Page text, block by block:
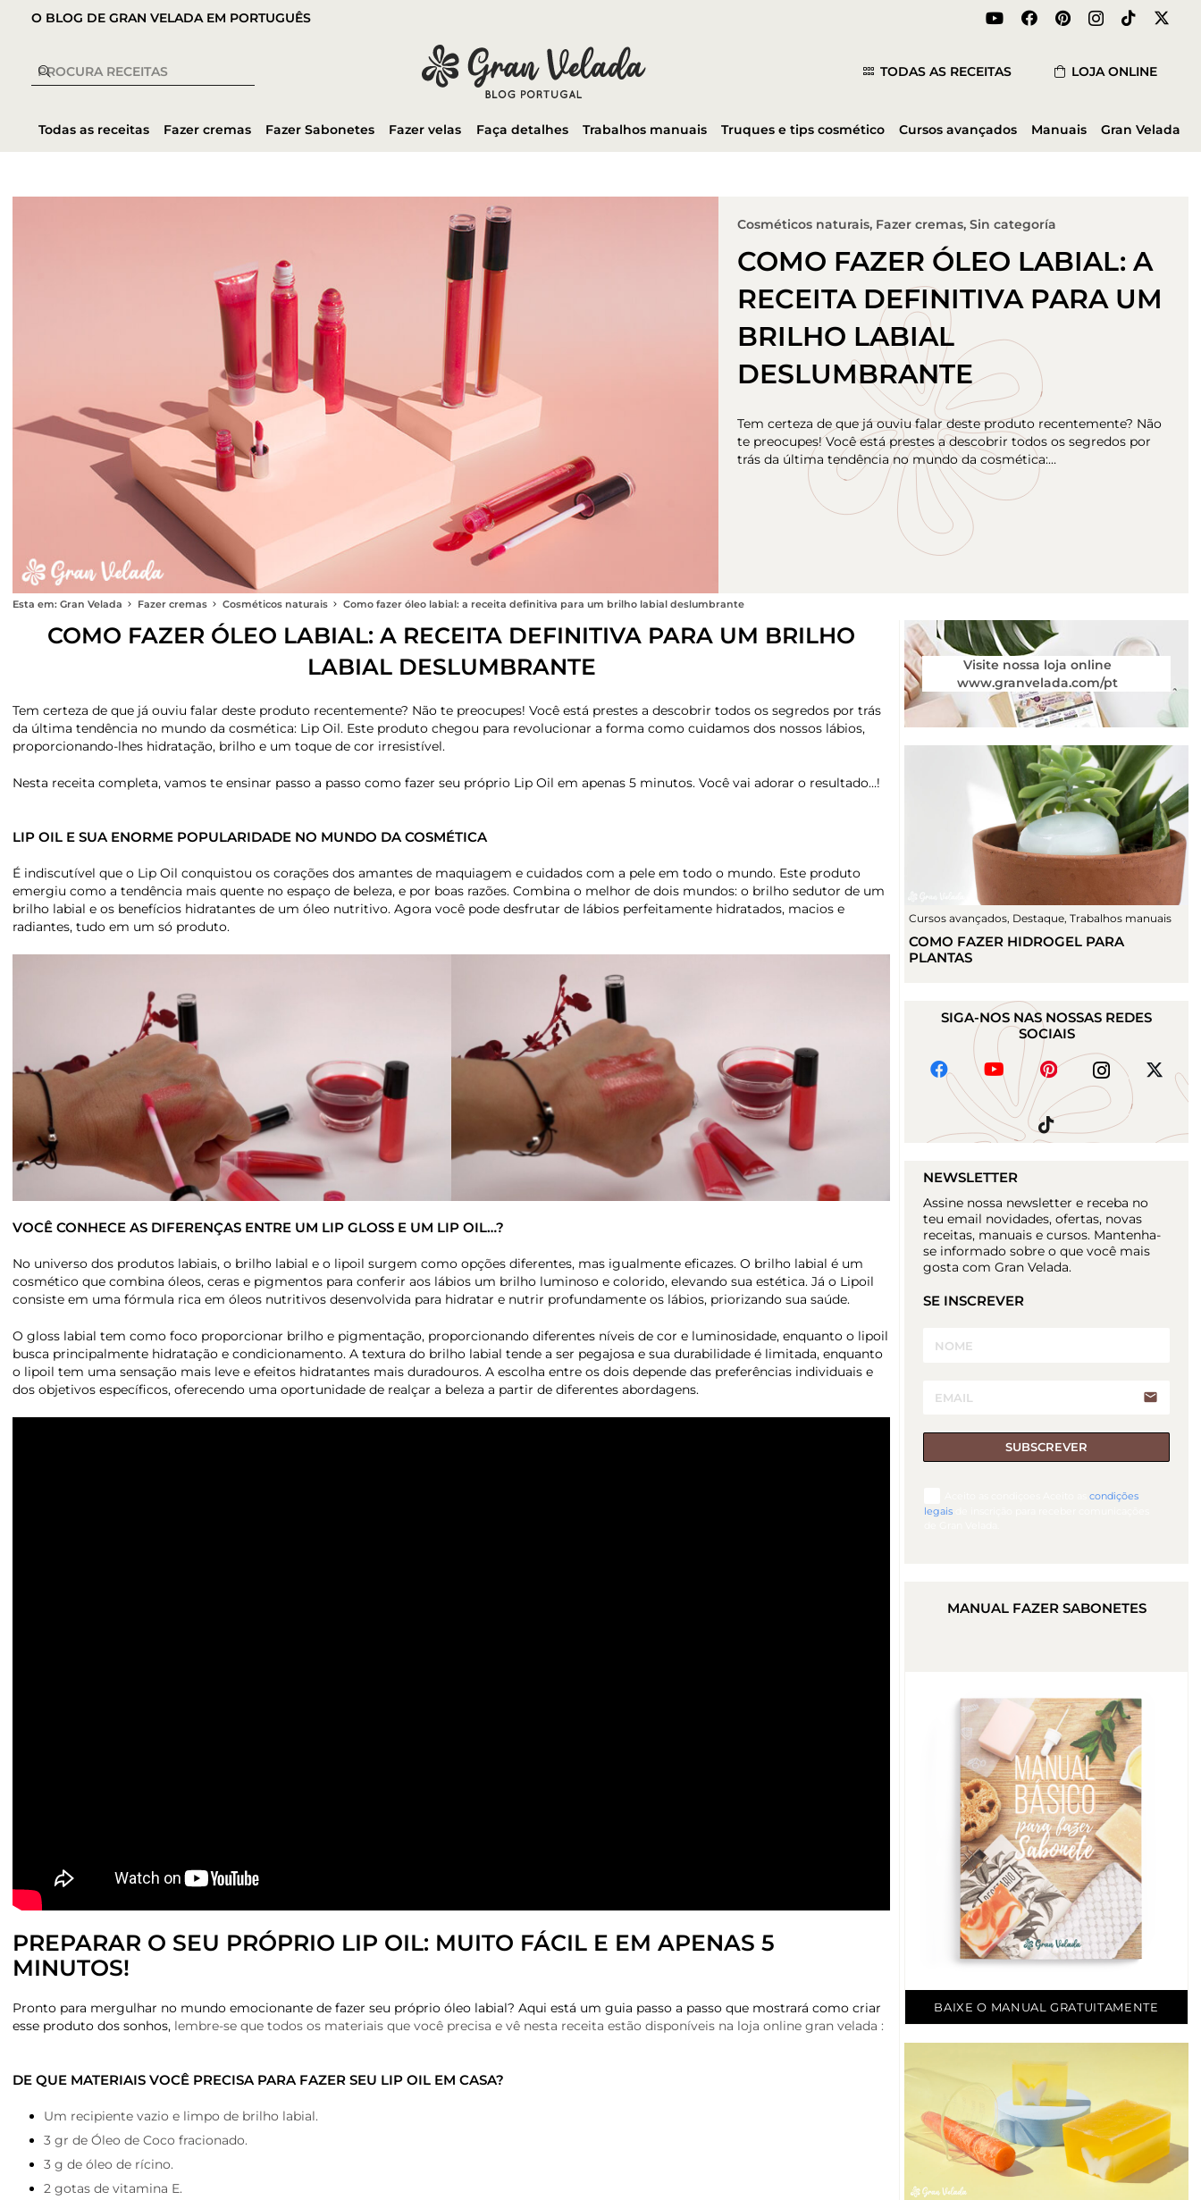
O BLOG DE GRAN VELADA EM PORTUGUÊS
TODAS AS RECEITAS LOJA ONLINE
Todas as receitas Fazer cremas Fazer Sabonetes Fazer velas Faça detalhes Trabalhos manuais Truques e tips cosmético Cursos avançados Manuais Gran Velada
Cosméticos naturais, Fazer cremas, Sin categoría
COMO FAZER ÓLEO LABIAL: A
RECEITA DEFINITIVA PARA UM
BRILHO LABIAL
DESLUMBRANTE
Tem certeza de que já ouviu falar deste produto recentemente? Não
te preocupes! Você está prestes a descobrir todos os segredos por
trás da última tendência no mundo da cosmética:…
Esta em: Gran Velada Fazer cremas Cosméticos naturais Como fazer óleo labial: a receita definitiva para um brilho labial deslumbrante
COMO FAZER ÓLEO LABIAL: A RECEITA DEFINITIVA PARA UM BRILHO
LABIAL DESLUMBRANTE
Tem certeza de que já ouviu falar deste produto recentemente? Não te preocupes! Você está prestes a descobrir todos os segredos por trás
da última tendência no mundo da cosmética: Lip Oil. Este produto chegou para revolucionar a forma como cuidamos dos nossos lábios,
proporcionando-lhes hidratação, brilho e um toque de cor irresistível.
Nesta receita completa, vamos te ensinar passo a passo como fazer seu próprio Lip Oil em apenas 5 minutos. Você vai adorar o resultado…!
LIP OIL E SUA ENORME POPULARIDADE NO MUNDO DA COSMÉTICA
É indiscutível que o Lip Oil conquistou os corações dos amantes de maquiagem e cuidados com a pele em todo o mundo. Este produto
emergiu como a tendência mais quente no espaço de beleza, e por boas razões. Combina o melhor de dois mundos: o brilho sedutor de um
brilho labial e os benefícios hidratantes de um óleo nutritivo. Agora você pode desfrutar de lábios perfeitamente hidratados, macios e
radiantes, tudo em um só produto.
VOCÊ CONHECE AS DIFERENÇAS ENTRE UM LIP GLOSS E UM LIP OIL…?
No universo dos produtos labiais, o brilho labial e o lipoil surgem como opções diferentes, mas igualmente eficazes. O brilho labial é um
cosmético que combina óleos, ceras e pigmentos para conferir aos lábios um brilho luminoso e colorido, elevando sua estética. Já o Lipoil
consiste em uma fórmula rica em óleos nutritivos desenvolvida para hidratar e nutrir profundamente os lábios, priorizando sua saúde.
O gloss labial tem como foco proporcionar brilho e pigmentação, proporcionando diferentes níveis de cor e luminosidade, enquanto o lipoil
busca principalmente hidratação e condicionamento. A textura do brilho labial tende a ser pegajosa e sua durabilidade é limitada, enquanto
o lipoil tem uma sensação mais leve e efeitos hidratantes mais duradouros. A escolha entre os dois depende das preferências individuais e
dos objetivos específicos, oferecendo uma oportunidade de realçar a beleza a partir de diferentes abordagens.
PREPARAR O SEU PRÓPRIO LIP OIL: MUITO FÁCIL E EM APENAS 5
MINUTOS!
Pronto para mergulhar no mundo emocionante de fazer seu próprio óleo labial? Aqui está um guia passo a passo que mostrará como criar
esse produto dos sonhos, lembre-se que todos os materiais que você precisa e vê nesta receita estão disponíveis na loja online gran velada :
DE QUE MATERIAIS VOCÊ PRECISA PARA FAZER SEU LIP OIL EM CASA?
Um recipiente vazio e limpo de brilho labial.
3 gr de Óleo de Coco fracionado.
3 g de óleo de rícino.
2 gotas de vitamina E.
Visite nossa loja online
www.granvelada.com/pt
Cursos avançados, Destaque, Trabalhos manuais
COMO FAZER HIDROGEL PARA
PLANTAS
SIGA-NOS NAS NOSSAS REDES
SOCIAIS
NEWSLETTER
Assine nossa newsletter e receba no
teu email novidades, ofertas, novas
receitas, manuais e cursos. Mantenha-
se informado sobre o que você mais
gosta com Gran Velada.
SE INSCREVER
email
SUBSCREVER
condições
legais
MANUAL FAZER SABONETES
BAIXE O MANUAL GRATUITAMENTE